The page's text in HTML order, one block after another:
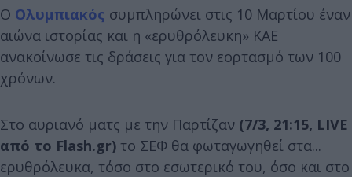
Ο Ολυμπιακός συμπληρώνει στις 10 Μαρτίου έναν
αιώνα ιστορίας και η «ερυθρόλευκη» ΚΑΕ
ανακοίνωσε τις δράσεις για τον εορτασμό των 100
χρόνων.
Στο αυριανό ματς με την Παρτίζαν (7/3, 21:15, LIVE
από το Flash.gr) το ΣΕΦ θα φωταγωγηθεί στα...
ερυθρόλευκα, τόσο στο εσωτερικό του, όσο και στο